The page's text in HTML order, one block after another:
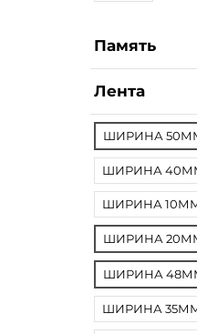
Память
Лента
ШИРИНА
ШИРИНА
ШИРИНА
ШИРИНА
ШИРИНА
ШИРИНА